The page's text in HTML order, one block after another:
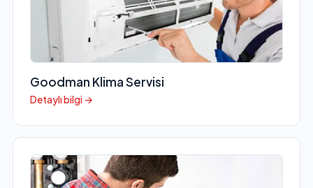
Goodman Klima Servisi
Detaylı bilgi →